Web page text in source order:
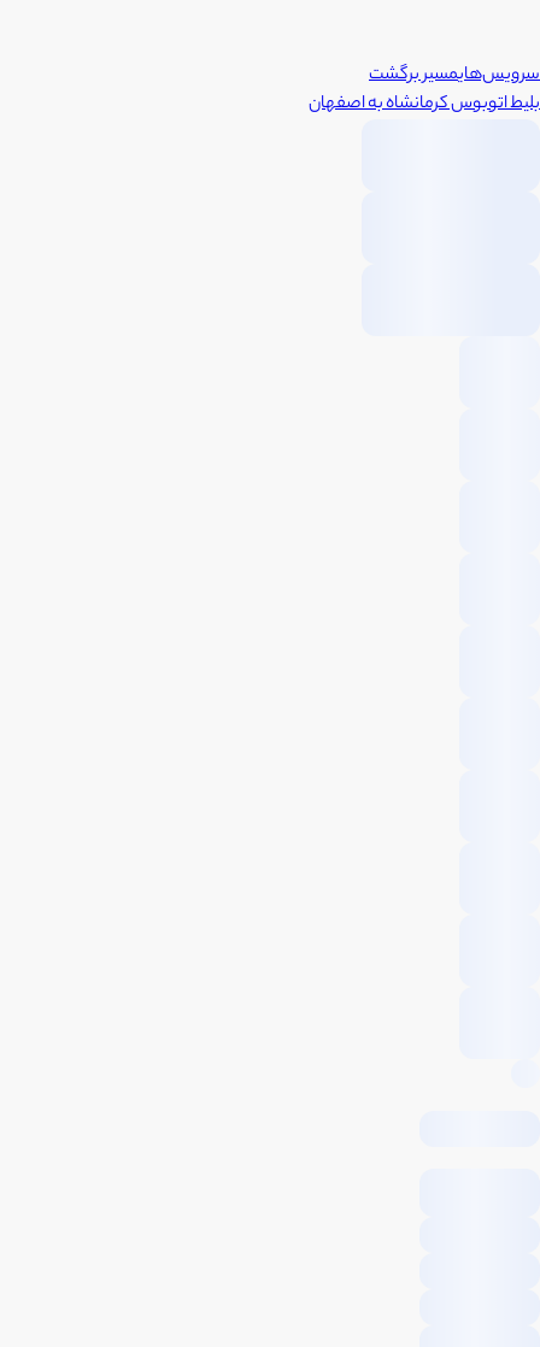
سرویس‌هایمسیر برگشت
بلیط اتوبوسکرمانشاهبهاصفهان